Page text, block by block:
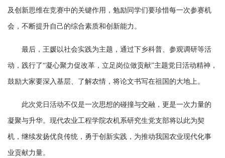
及创新思维在竞赛中的关键作用，勉励同学们要珍惜每一次参赛机
会，不断提升自己的综合素质和创新能力。
最后，王媛以社会实践为主题，通过下乡科普、参观调研等活
动，践行了“凝心聚力促改革，立足岗位做贡献”主题党日活动精神，
鼓励大家要深入基层、了解农情，将论文书写在祖国的大地上。
此次党日活动不仅是一次思想的碰撞与交融，更是一次力量的
凝聚与升华。现代农业工程学院农机系研究生党支部将以此为契
机，继续发扬优良传统，勇于创新实践，为推动我国农业现代化事
业贡献力量。